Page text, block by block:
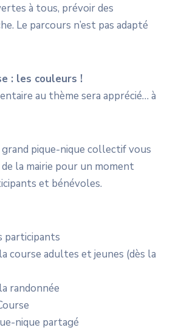
à tous, prévoir des
Le parcours n’est pas adapté
: les couleurs !
au thème sera apprécié… à
pique-nique collectif vous
la mairie pour un moment
et bénévoles.
participants
course adultes et jeunes (dès la
randonnée
nique partagé